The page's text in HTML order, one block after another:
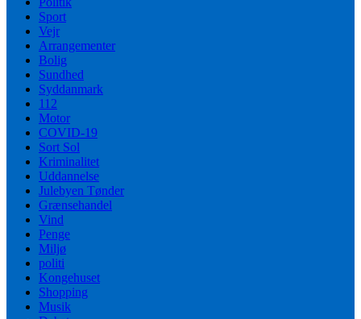
Sport
Vejr
Arrangementer
Bolig
Sundhed
Syddanmark
112
Motor
COVID-19
Sort Sol
Kriminalitet
Uddannelse
Julebyen Tønder
Grænsehandel
Vind
Penge
Miljø
politi
Kongehuset
Shopping
Musik